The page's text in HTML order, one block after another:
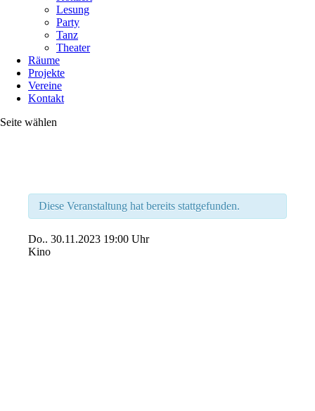
Lesung
Party
Tanz
Theater
Räume
Projekte
Vereine
Kontakt
Seite wählen
Diese Veranstaltung hat bereits stattgefunden.
Do.. 30.11.2023 19:00 Uhr
Kino